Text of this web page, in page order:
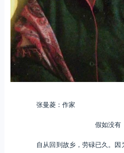
张曼菱：作家
假如没有
自从回到故乡，劳碌已久。因